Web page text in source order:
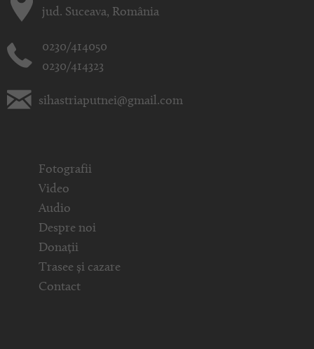
jud. Suceava, România
0230/414050
0230/414323
sihastriaputnei@gmail.com
Fotografii
Video
Audio
Despre noi
Donații
Trasee și cazare
Contact